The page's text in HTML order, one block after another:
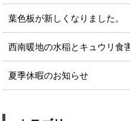
葉色板が新しくなりました。
西南暖地の水稲とキュウリ食
夏季休暇のお知らせ